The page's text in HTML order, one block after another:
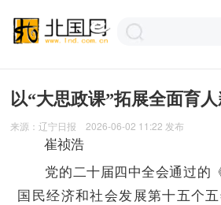
以“大思政课”拓展全面育
来源：辽宁日报 2026-06-02 11:22 发布
崔祯浩
党的二十届四中全会通过的
国民经济和社会发展第十五个